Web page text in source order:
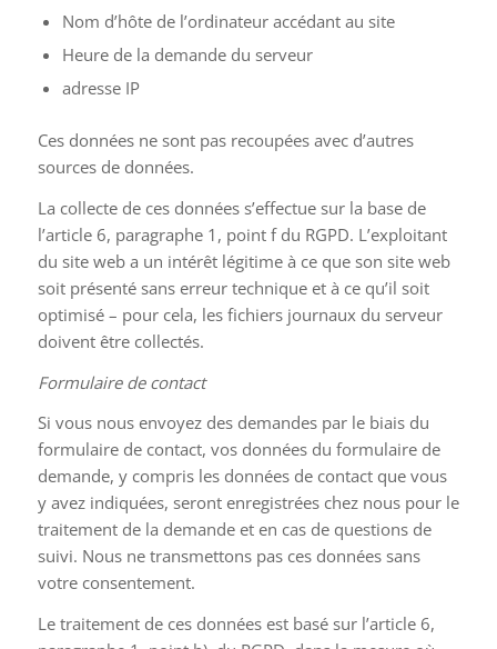
Nom d’hôte de l’ordinateur accédant au site
Heure de la demande du serveur
adresse IP
Ces données ne sont pas recoupées avec d’autres
sources de données.
La collecte de ces données s’effectue sur la base de
l’article 6, paragraphe 1, point f du RGPD. L’exploitant
du site web a un intérêt légitime à ce que son site web
soit présenté sans erreur technique et à ce qu’il soit
optimisé – pour cela, les fichiers journaux du serveur
doivent être collectés.
Formulaire de contact
Si vous nous envoyez des demandes par le biais du
formulaire de contact, vos données du formulaire de
demande, y compris les données de contact que vous
y avez indiquées, seront enregistrées chez nous pour le
traitement de la demande et en cas de questions de
suivi. Nous ne transmettons pas ces données sans
votre consentement.
Le traitement de ces données est basé sur l’article 6,